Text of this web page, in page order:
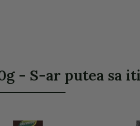
- S-ar putea sa